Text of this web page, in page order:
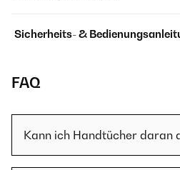
Sicherheits- &
FAQ
Kann ich Handtücher daran